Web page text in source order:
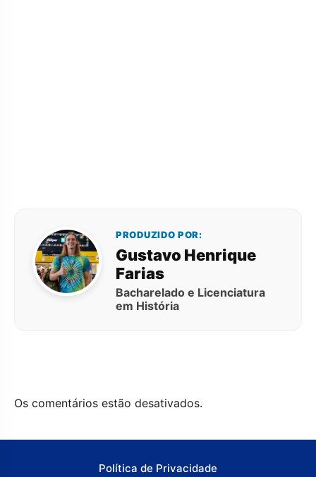
PRODUZIDO POR:
Gustavo Henrique
Farias
Bacharelado e Licenciatura
em História
Os comentários estão desativados.
Política de Privacidade